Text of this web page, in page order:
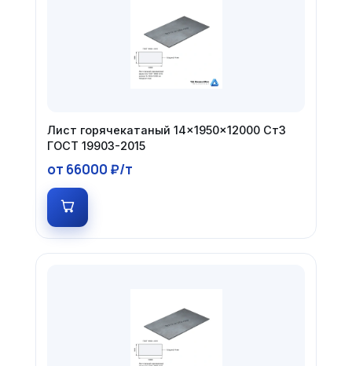
Лист горячекатаный 14×1950×12000 Ст3
ГОСТ 19903-2015
от 66000 ₽/т